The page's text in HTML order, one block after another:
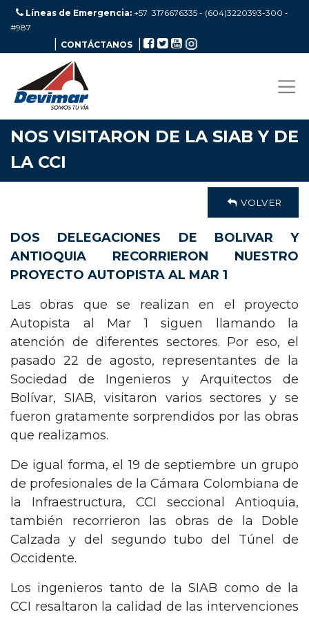
Líneas de Emergencia: +57 3176676335 - (604)3220393-300 -
#987
CONTÁCTANOS
NOS VISITARON DE LA SIAB Y DE
LA CCI
VOLVER
DOS DELEGACIONES DE BOLIVAR Y
ANTIOQUIA RECORRIERON NUESTRO
PROYECTO AUTOPISTA AL MAR 1
Las obras que se realizan en el proyecto
Autopista al Mar 1 siguen llamando la
atención de diferentes sectores. Por eso, el
pasado 22 de agosto, representantes de la
Sociedad de Ingenieros y Arquitectos de
Bolívar, SIAB, visitaron varios sectores y se
fueron gratamente sorprendidos por las obras
que realizamos.
De igual forma, el 19 de septiembre un grupo
de profesionales de la Cámara Colombiana de
la Infraestructura, CCI seccional Antioquia,
también recorrieron las obras de la Doble
Calzada y del segundo tubo del Túnel de
Occidente.
Los ingenieros tanto de la SIAB como de la
CCI resaltaron la calidad de las intervenciones